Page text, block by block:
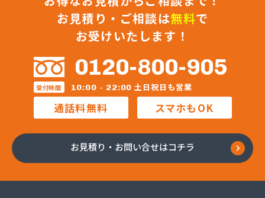
水口プロパン
政広商店
正進ガス株式会社
正和液化株式会社 LPGスタンド
正和液化株式会社 本社
赤木プロパンオート ガス充てん工場
川口プロパン
川本プロパン
大竹プロパン瓦斯株式会社
お見積り・ご相談は無料で
お受けいたします！
0120-800-905
受付時間 10:00 - 22:00 土日祝日も営業
通話料無料 スマホもOK
お見積り・お問い合せはコチラ